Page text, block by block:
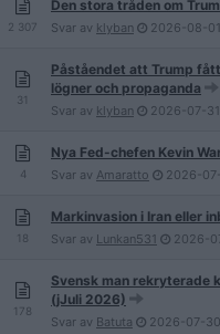
2 307
Den stora tråden om
Svar av klyban 2026-08-01
31
Påståendet att Trump
lögner och propaganda
Svar av klyban 2026-07-31
4
Nya Fed-chefen Kevin
Svar av Amaratto 2026-
18
Markinvasion i Iran eller
Svar av Lunkan531 2026-
178
Svensk man rekryterade
(jJuli 2026)
Svar av Batuta 2026-07-30